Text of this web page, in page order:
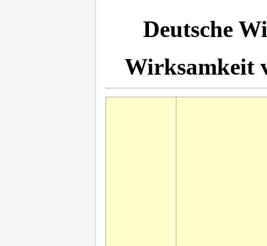
Deutsche
Wirksamkeit